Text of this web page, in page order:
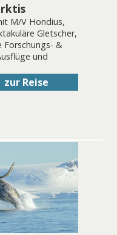
M/V Hondius,
Gletscher,
Forschungs- &
und
zur Reise